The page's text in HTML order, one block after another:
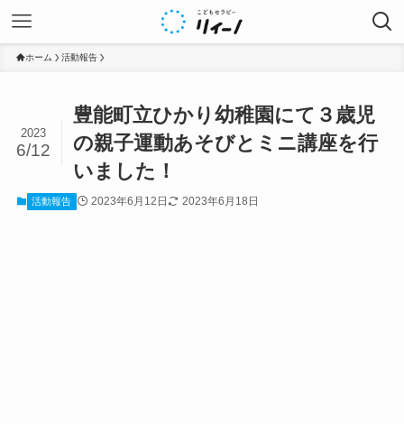
ホーム 活動報告
豊能町立ひかり幼稚園にて３歳児
の親子運動あそびとミニ講座を行
いました！
2023
6/12
活動報告 2023年6月12日 2023年6月18日